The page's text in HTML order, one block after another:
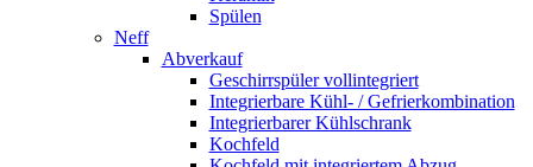
Spülen
Neff
Abverkauf
Geschirrspüler vollintegriert
Integrierbare Kühl- / Gefrierkombination
Integrierbarer Kühlschrank
Kochfeld